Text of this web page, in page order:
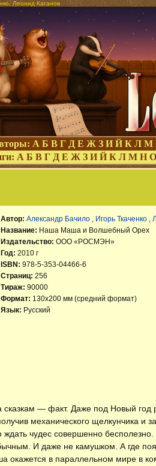
Леонид Каганов
А Б В Г Д Е Ж З И Й К Л М
А Б В Г Д Е Ж З И Й К Л М Н О
Автор: Александр Бачило , Игорь Ткаченко ,
Название: Наша Маша и Волшебный Орех
Издательство: ООО «РОСМЭН»
Год: 2010 г
ISBN: 978-5-353-04466-6
Страниц: 256
Тираж: 90000
Формат: 130х200 мм (средний формат)
Язык: Русский
— факт. Даже под Новый
механического щелкунчика и
ждать чудес совершенно
И даже не камушком. А где
окажется в параллельном мире в